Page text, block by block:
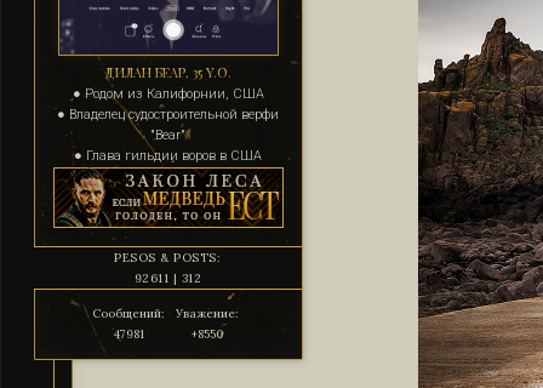
ДИЛАН БЕАР, 35 Y.O.
● Родом из Калифорнии, США
● Владелец судостроительной верфи
"Bear"
● Глава гильдии воров в США
PESOS & POSTS:
92611 | 312
Сообщений:
47981
Уважение:
+8550